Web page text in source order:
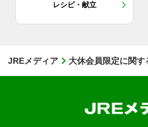
レシピ・献立
JREメディア 大休会員限定に関す